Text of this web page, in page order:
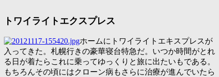
トワイライトエクスプレス
ホームにトワイライトエキスプレスが
入ってきた。札幌行きの豪華寝台特急だ。いつか時間がとれ
る日が着たらこれに乗ってゆっくりと旅に出たいもである。
もちろんその頃にはクローン病もさらに治療が進んでいたら